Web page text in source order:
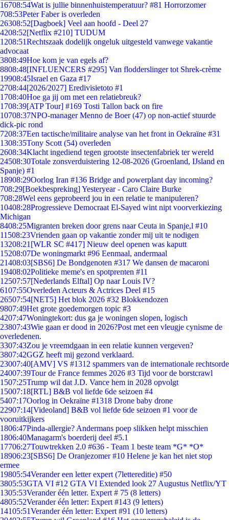
16708:54Wat is jullie binnenhuistemperatuur? #81 Horrorzomer
708:53Peter Faber is overleden
26308:52[Dagboek] Veel aan hoofd - Deel 27
4208:52[Netflix #210] TUDUM
1208:51Rechtszaak dodelijk ongeluk uitgesteld vanwege vakantie
advocaat
3808:49Hoe kom je van egels af?
8808:48[INFLUENCERS #295] Van flodderslinger tot Shrek-crème
19908:45Israel en Gaza #17
2708:44[2026/2027] Eredivisietoto #1
1708:40Hoe ga jij om met een relatiebreuk?
1708:39[ATP Tour] #169 Tosti Tallon back on fire
10708:37NPO-manager Menno de Boer (47) op non-actief stuurde
dick-pic rond
7208:37Een tactische/militaire analyse van het front in Oekraïne #31
1308:35Tony Scott (54) overleden
2608:34Klacht ingediend tegen grootste insectenfabriek ter wereld
24508:30Totale zonsverduistering 12-08-2026 (Groenland, IJsland en
Spanje) #1
18908:29Oorlog Iran #136 Bridge and powerplant day incoming?
708:29[Boekbespreking] Yesteryear - Caro Claire Burke
708:28Wel eens geprobeerd jou in een relatie te manipuleren?
10408:28Progressieve Democraat El-Sayed wint nipt voorverkiezing
Michigan
8408:25Migranten breken door grens naar Ceuta in Spanje,l #10
11508:23Vrienden gaan op vakantie zonder mij uit te nodigen
13208:21 [WLR SC #417] Nieuw deel openen was kaputt
15208:07De woningmarkt #96 Eenmaal, andermaal
21408:03[SBS6] De Bondgenoten #317 We dansen de macaroni
19408:02Politieke meme's en spotprenten #11
12507:57[Nederlands Elftal] Op naar Louis IV?
6107:55Overleden Acteurs & Actrices Deel #15
26507:54[NET5] Het blok 2026 #32 Blokkendozen
9807:49Het grote goedemorgen topic #3
4207:47Woningtekort: dus ga je woningen slopen, logisch
23807:43Wie gaan er dood in 2026?Post met een vleugje cynisme de
overledenen.
3307:43Zou je vreemdgaan in een relatie kunnen vergeven?
3807:42GGZ heeft mij gezond verklaard.
23007:40[AMV] VS #1312 spammers van de internationale rechtsorde
24007:39Tour de France femmes 2026 #3 Tijd voor de borstcrawl
1507:25Trump wil dat J.D. Vance hem in 2028 opvolgt
15007:18[RTL] B&B vol liefde 6de seizoen #4
5407:17Oorlog in Oekraïne #1318 Drone baby drone
22907:14[Videoland] B&B vol liefde 6de seizoen #1 voor de
vooruitkijkers
1806:47Pinda-allergie? Andermans poep slikken helpt misschien
1806:40Managarm's boerderij deel #5.1
17706:27Touwtrekken 2.0 #636 - Team 1 beste team *G* *O*
18906:23[SBS6] De Oranjezomer #10 Helene je kan het niet stop
ermee
19805:54Verander een letter expert (7lettereditie) #50
3805:53GTA VI #12 GTA VI Extended look 27 Augustus Netflix/YT
1305:53Verander één letter. Expert # 75 (8 letters)
4805:52Verander één letter: Expert #143 (9 letters)
14105:51Verander één letter: Expert #91 (10 letters)